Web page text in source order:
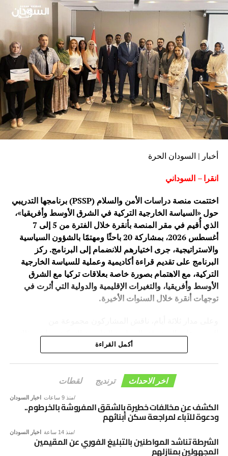
أخبار | السودان الحرة
انقرا – السوداني
اختتمت منصة دراسات الأمن والسلام (PSSP) برنامجها التدريبي
حول «السياسة الخارجية التركية في الشرق الأوسط وأفريقيا»،
الذي أُقيم في مقر المنصة بأنقرة خلال الفترة من 5 إلى 7
أغسطس 2026، بمشاركة 20 باحثًا ومهتمًا بالشؤون السياسية
والاستراتيجية، جرى اختيارهم للانضمام إلى البرنامج. ركز
البرنامج على تقديم قراءة أكاديمية وعملية للسياسة الخارجية
التركية، مع الاهتمام بصورة خاصة بعلاقات تركيا مع الشرق
الأوسط وأفريقيا، والتغيرات الإقليمية والدولية التي أثرت في
توجهات أنقرة خلال السنوات الأخيرة.
تطورها ومرتكزاتها، وعلاقات تركيا مع دول الشرق الأوسط،
وهم: “د. نوري سالك – جامعة أنقرة يلدريم بيازيد، د. يونس
تورهان – جامعة أنقرة حاجي بيرام ولي، د. قدير إرتاج تشيليك –
جامعة أنقرة حاجي بيرام ولي، د. إبراهيم ناصر ـ مدير منصة
دراسات الأمن والسلام (PSSP)”.
أكمل القراءة
اخر الاحداث ترنديج لقطات
اخبار السودان منذ 9 ساعات
الكشف عن مخالفات خطيرة بالشقق المفروشة بالخرطوم..
ودعوة للآباء لمراجعة سكن أبنائهم
اخبار السودان منذ 14 ساعة
الشرطة تناشد المواطنين بالتبليغ الفوري عن المقيمين
المجهولين بمنازلهم